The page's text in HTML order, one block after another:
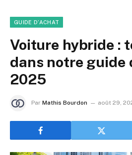
GUIDE D’ACHAT
Voiture hybride :
dans notre guide
2025
Par Mathis Bourdon août 29,